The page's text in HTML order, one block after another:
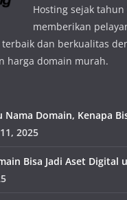
Hosting sejak tahun
memberikan
dan berkualitas
harga domain murah.
Nama Domain, Kenapa
2025
Bisa Jadi Aset Digital